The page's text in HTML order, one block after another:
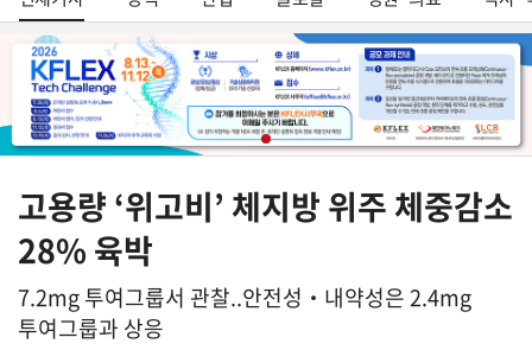
고용량 ‘위고비’ 체지방 위주 체중감소
28% 육박
7.2mg 투여그룹서 관찰..안전성‧내약성은 2.4mg
투여그룹과 상응